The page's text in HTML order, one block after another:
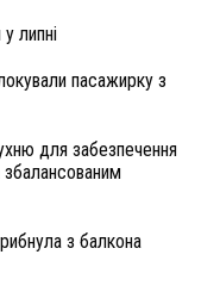
липні
пасажирку з
для забезпечення
збалансованим
з балкона